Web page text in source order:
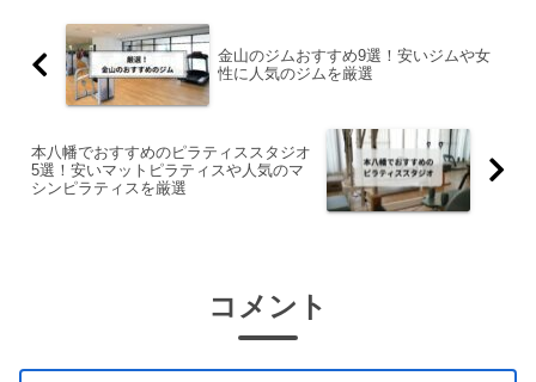
金山のジムおすすめ9選！安いジムや女
性に人気のジムを厳選
本八幡でおすすめのピラティススタジオ
5選！安いマットピラティスや人気のマ
シンピラティスを厳選
コメント